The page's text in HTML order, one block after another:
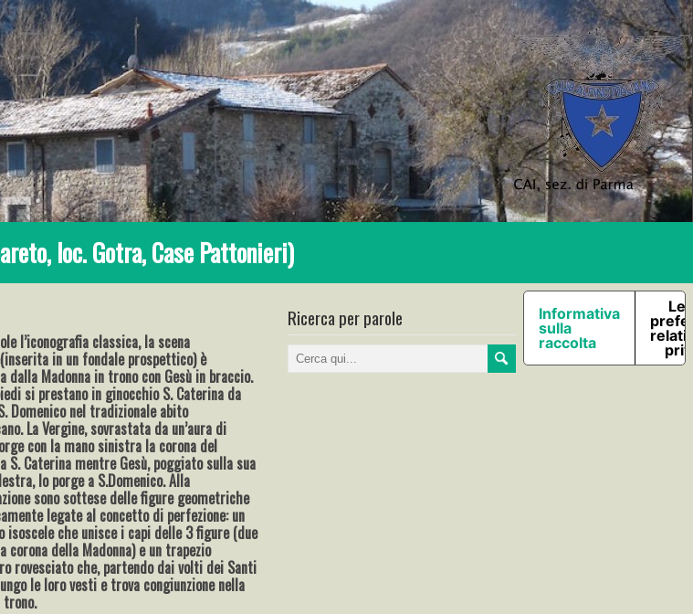
loc. Gotra, Case Pattonieri)
l’iconografia classica, la scena
in un fondale prospettico) è
dalla Madonna in trono con Gesù in braccio.
si prestano in ginocchio S. Caterina da
Domenico nel tradizionale abito
La Vergine, sovrastata da un’aura di
con la mano sinistra la corona del
S. Caterina mentre Gesù, poggiato sulla sua
lo porge a S.Domenico. Alla
sono sottese delle figure geometriche
legate al concetto di perfezione: un
isoscele che unisce i capi delle 3 figure (due
corona della Madonna) e un trapezio
rovesciato che, partendo dai volti dei Santi
le loro vesti e trova congiunzione nella
trono.
Ricerca per parole
Informativa
sulla
raccolta
Le